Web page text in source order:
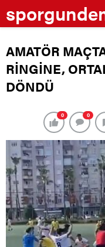
AMATÖR
RİNGİNE,
DÖNDÜ
0 0